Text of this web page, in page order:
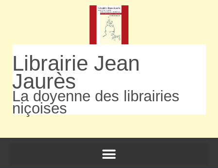
Librairie Jean
Jaurès
La doyenne des librairies
niçoises